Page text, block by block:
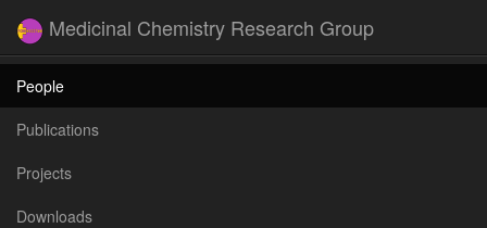
Medicinal Chemistry Research Group
People
Publications
Projects
Downloads